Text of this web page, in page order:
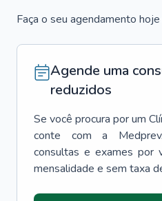
Faça o seu agendamento
Agende uma
reduzidos
Se você procura por um
conte com a
consultas e exames por
mensalidade e sem taxa